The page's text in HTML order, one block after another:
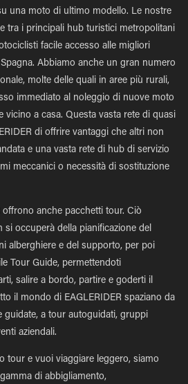
una moto di ultimo modello. Le nostre
tra i principali hub turistici metropolitani
facile accesso alle migliori
Abbiamo anche un gran numero
molte delle quali in aree più rurali,
immediato al noleggio di nuove moto
vicino a casa. Questa vasta rete di quasi
di offrire vantaggi che altri non
e una vasta rete di hub di servizio
meccanici o necessità di sostituzione
offrono anche pacchetti tour. Ciò
si occuperà della pianificazione del
alberghiere e del supporto, per poi
Tour Guide, permettendoti
salire a bordo, partire e goderti il
il mondo di EAGLERIDER spaziano da
guidate, a tour autoguidati, gruppi
aziendali.
tour e vuoi viaggiare leggero, siamo
di abbigliamento,